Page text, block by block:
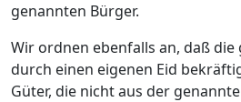
genannten Bürger.
Wir ordnen ebenfalls an, daß
durch einen eigenen Eid
Güter, die nicht aus der